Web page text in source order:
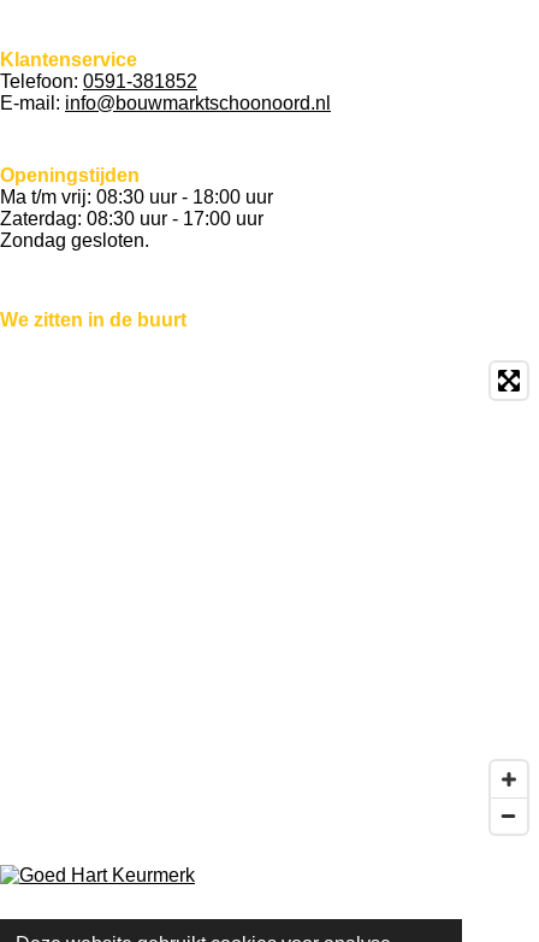
Klantenservice
Telefoon: 0591-381852
E-mail: info@bouwmarktschoonoord.nl
Openingstijden
Ma t/m vrij: 08:30 uur - 18:00 uur
Zaterdag: 08:30 uur - 17:00 uur
Zondag gesloten.
We zitten in de buurt